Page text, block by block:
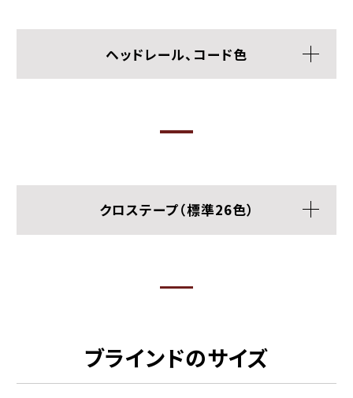
ヘッドレール、コード色
クロステープ（標準26色）
ブラインドのサイズ